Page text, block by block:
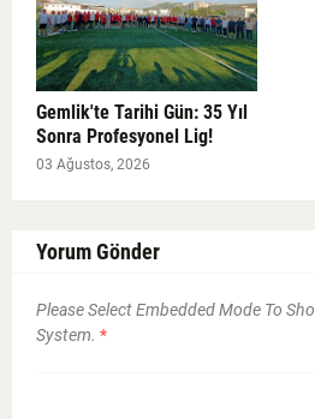
Gemlik'te Tarihi Gün: 35 Yıl
Sonra Profesyonel Lig!
03 Ağustos, 2026
Yorum Gönder
Please Select Embedded Mode To
System. *